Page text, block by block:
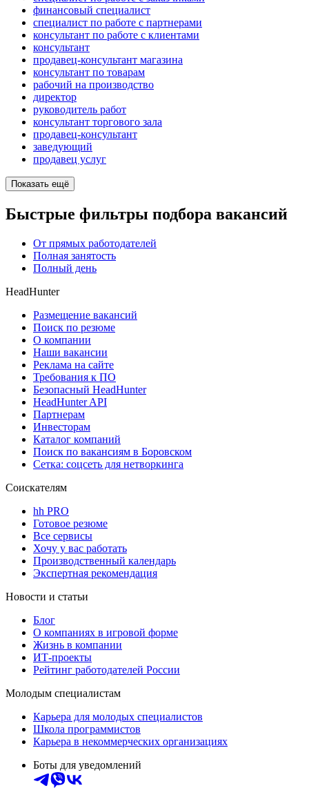
финансовый специалист
специалист по работе с партнерами
консультант по работе с клиентами
консультант
продавец-консультант магазина
консультант по товарам
рабочий на производство
директор
руководитель работ
консультант торгового зала
продавец-консультант
заведующий
продавец услуг
Показать ещё
Быстрые фильтры подбора вакансий
От прямых работодателей
Полная занятость
Полный день
HeadHunter
Размещение вакансий
Поиск по резюме
О компании
Наши вакансии
Реклама на сайте
Требования к ПО
Безопасный HeadHunter
HeadHunter API
Партнерам
Инвесторам
Каталог компаний
Поиск по вакансиям в Боровском
Сетка: соцсеть для нетворкинга
Соискателям
hh PRO
Готовое резюме
Все сервисы
Хочу у вас работать
Производственный календарь
Экспертная рекомендация
Новости и статьи
Блог
О компаниях в игровой форме
Жизнь в компании
ИТ-проекты
Рейтинг работодателей России
Молодым специалистам
Карьера для молодых специалистов
Школа программистов
Карьера в некоммерческих организациях
Боты для уведомлений